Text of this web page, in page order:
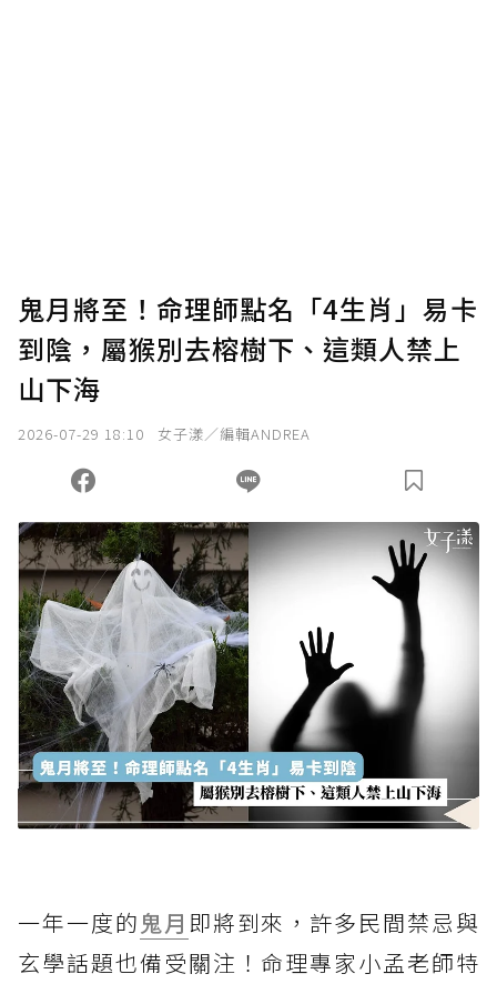
確認送出
您當前剩餘 U 利點數：0點；前往 購買點數
鬼月將至！命理師點名「4生肖」易卡
到陰，屬猴別去榕樹下、這類人禁上
山下海
2026-07-29 18:10 女子漾／編輯ANDREA
一年一度的鬼月 即將到來，許多民間禁忌與
玄學話題也備受關注！命理專家小孟老師特